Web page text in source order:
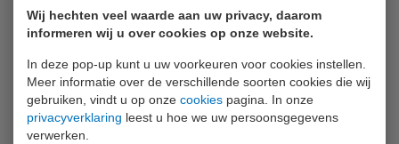
Wij hechten veel waarde aan uw privacy, daarom
informeren wij u over cookies op onze website.
In deze pop-up kunt u uw voorkeuren voor cookies instellen.
Meer informatie over de verschillende soorten cookies die wij
gebruiken, vindt u op onze cookies pagina. In onze
privacyverklaring leest u hoe we uw persoonsgegevens
verwerken.
Altair QuickCheck. U hoeft alleen de knop in te drukken en
het toestel in het teststation te plaatsen. De resultaten
worden weergegeven met 3 LED’s.
Loggen
De Altair Pro biedt een uitgebreide datalogging-functie.
De 50 laatste gebeurtenissen, samen met de